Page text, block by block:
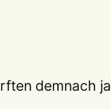
demnach ja